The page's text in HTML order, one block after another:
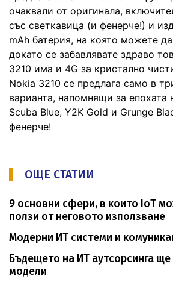
очаквали от оригинала,
със светкавица (и фенерче!) и
mAh батерия, на която можете
докато се забавлявате здраво
3210 има и 4G за кристално
Nokia 3210 се предлага само в
варианта, напомнящи за епохата
Scuba Blue, Y2K Gold и Grunge
фенерче!
ОЩЕ СТАТИИ
9 основни сфери, в които IoT
ползи от неговото използване
Модерни ИТ системи и
Бъдещето на ИТ аутсорсинга
модели